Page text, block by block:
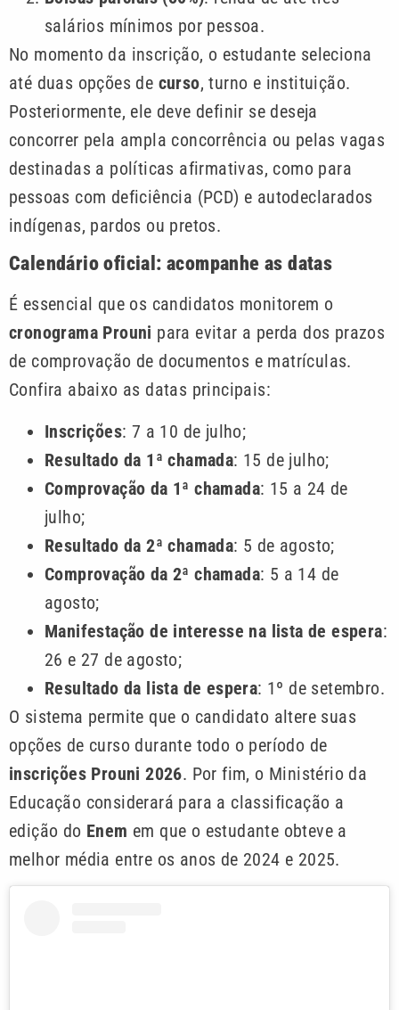
salários mínimos por pessoa.
No momento da inscrição, o estudante seleciona
até duas opções de curso, turno e instituição.
Posteriormente, ele deve definir se deseja
concorrer pela ampla concorrência ou pelas vagas
destinadas a políticas afirmativas, como para
pessoas com deficiência (PCD) e autodeclarados
indígenas, pardos ou pretos.
Calendário oficial: acompanhe as datas
É essencial que os candidatos monitorem o
cronograma Prouni para evitar a perda dos prazos
de comprovação de documentos e matrículas.
Confira abaixo as datas principais:
Inscrições: 7 a 10 de julho;
Resultado da 1ª chamada: 15 de julho;
Comprovação da 1ª chamada: 15 a 24 de
julho;
Resultado da 2ª chamada: 5 de agosto;
Comprovação da 2ª chamada: 5 a 14 de
agosto;
Manifestação de interesse na lista de espera:
26 e 27 de agosto;
Resultado da lista de espera: 1º de setembro.
O sistema permite que o candidato altere suas
opções de curso durante todo o período de
inscrições Prouni 2026. Por fim, o Ministério da
Educação considerará para a classificação a
edição do Enem em que o estudante obteve a
melhor média entre os anos de 2024 e 2025.